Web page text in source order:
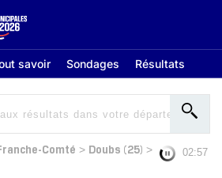
savoir Sondages Résultats
Comté > Doubs (25) > 02:56